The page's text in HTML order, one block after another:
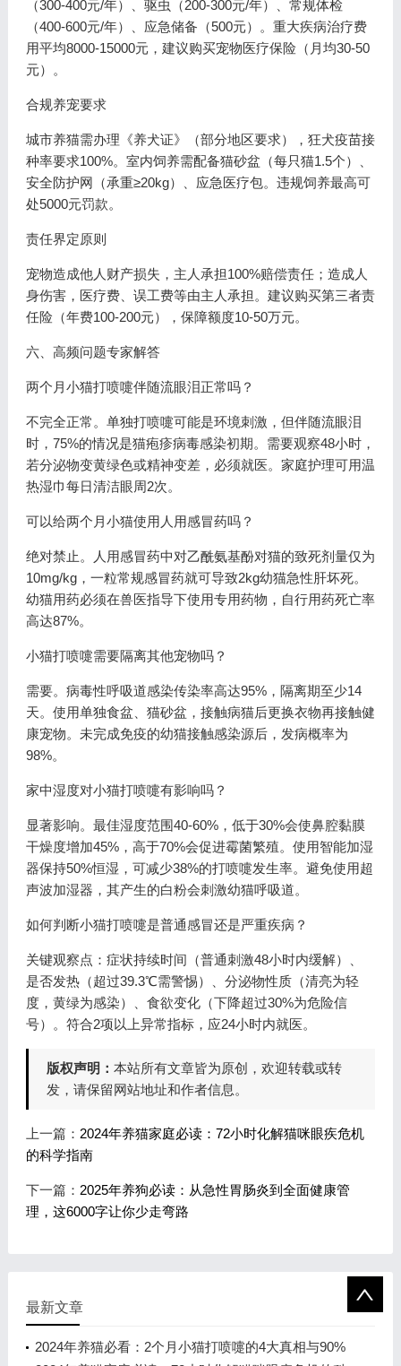
（300-400元/年）、驱虫（200-300元/年）、常规体检
（400-600元/年）、应急储备（500元）。重大疾病治疗费
用平均8000-15000元，建议购买宠物医疗保险（月均30-50
元）。
合规养宠要求
城市养猫需办理《养犬证》（部分地区要求），狂犬疫苗接
种率要求100%。室内饲养需配备猫砂盆（每只猫1.5个）、
安全防护网（承重≥20kg）、应急医疗包。违规饲养最高可
处5000元罚款。
责任界定原则
宠物造成他人财产损失，主人承担100%赔偿责任；造成人
身伤害，医疗费、误工费等由主人承担。建议购买第三者责
任险（年费100-200元），保障额度10-50万元。
六、高频问题专家解答
两个月小猫打喷嚏伴随流眼泪正常吗？
不完全正常。单独打喷嚏可能是环境刺激，但伴随流眼泪
时，75%的情况是猫疱疹病毒感染初期。需要观察48小时，
若分泌物变黄绿色或精神变差，必须就医。家庭护理可用温
热湿巾每日清洁眼周2次。
可以给两个月小猫使用人用感冒药吗？
绝对禁止。人用感冒药中对乙酰氨基酚对猫的致死剂量仅为
10mg/kg，一粒常规感冒药就可导致2kg幼猫急性肝坏死。
幼猫用药必须在兽医指导下使用专用药物，自行用药死亡率
高达87%。
小猫打喷嚏需要隔离其他宠物吗？
需要。病毒性呼吸道感染传染率高达95%，隔离期至少14
天。使用单独食盆、猫砂盆，接触病猫后更换衣物再接触健
康宠物。未完成免疫的幼猫接触感染源后，发病概率为
98%。
家中湿度对小猫打喷嚏有影响吗？
显著影响。最佳湿度范围40-60%，低于30%会使鼻腔黏膜
干燥度增加45%，高于70%会促进霉菌繁殖。使用智能加湿
器保持50%恒湿，可减少38%的打喷嚏发生率。避免使用超
声波加湿器，其产生的白粉会刺激幼猫呼吸道。
如何判断小猫打喷嚏是普通感冒还是严重疾病？
关键观察点：症状持续时间（普通刺激48小时内缓解）、
是否发热（超过39.3℃需警惕）、分泌物性质（清亮为轻
度，黄绿为感染）、食欲变化（下降超过30%为危险信
号）。符合2项以上异常指标，应24小时内就医。
版权声明： 本站所有文章皆为原创，欢迎转载或转
发，请保留网站地址和作者信息。
上一篇： 2024年养猫家庭必读：72小时化解猫咪眼疾危机
的科学指南
下一篇： 2025年养狗必读：从急性胃肠炎到全面健康管
理，这6000字让你少走弯路
最新文章
2024年养猫必看：2个月小猫打喷嚏的4大真相与90%